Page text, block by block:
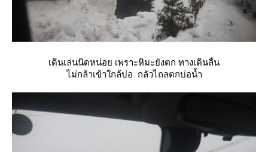
เดินเล่นนิดหน่อย เพราะหิมะยังตก ทางเดินลื่น
ไม่กล้าเข้าใกล้บ่อ กลัวไถลตกบ่อน้ำ